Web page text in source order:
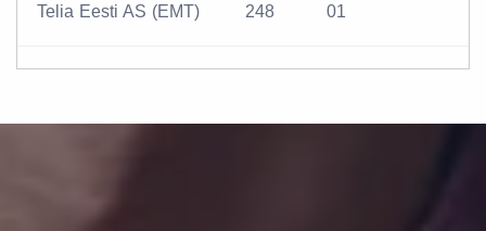
Telia Eesti AS (EMT) 248 01